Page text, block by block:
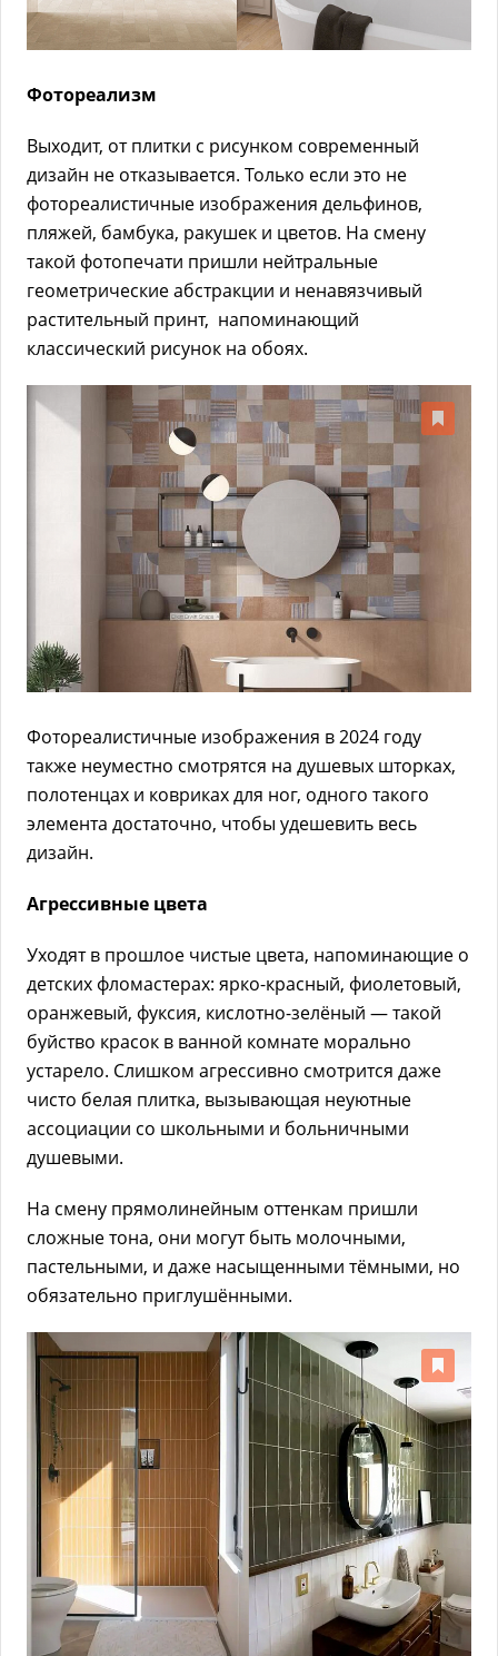
Фотореализм
Выходит, от плитки с рисунком современный
дизайн не отказывается. Только если это не
фотореалистичные изображения дельфинов,
пляжей, бамбука, ракушек и цветов. На смену
такой фотопечати пришли нейтральные
геометрические абстракции и ненавязчивый
растительный принт, напоминающий
классический рисунок на обоях.
Фотореалистичные изображения в 2024 году
также неуместно смотрятся на душевых шторках,
полотенцах и ковриках для ног, одного такого
элемента достаточно, чтобы удешевить весь
дизайн.
Агрессивные цвета
Уходят в прошлое чистые цвета, напоминающие о
детских фломастерах: ярко-красный, фиолетовый,
оранжевый, фуксия, кислотно-зелёный — такой
буйство красок в ванной комнате морально
устарело. Слишком агрессивно смотрится даже
чисто белая плитка, вызывающая неуютные
ассоциации со школьными и больничными
душевыми.
На смену прямолинейным оттенкам пришли
сложные тона, они могут быть молочными,
пастельными, и даже насыщенными тёмными, но
обязательно приглушёнными.